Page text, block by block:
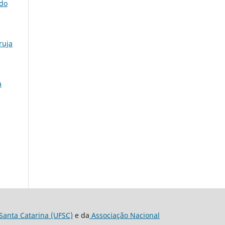
Catarina (UFSC) e da Associação Nacional